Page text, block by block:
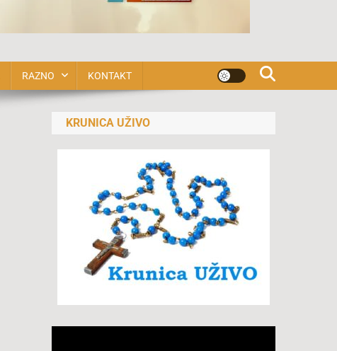
RAZNO KONTAKT
KRUNICA UŽIVO